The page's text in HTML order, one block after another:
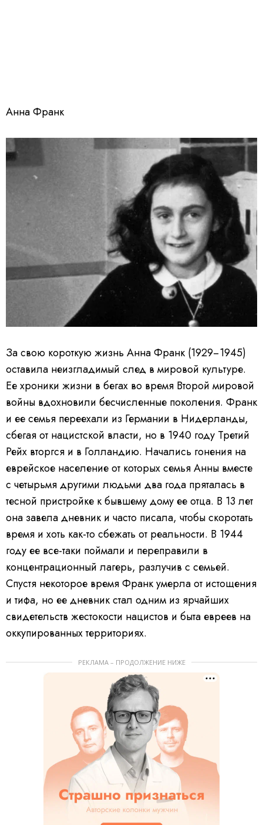
Анна Франк
За свою короткую жизнь Анна Франк (1929−1945)
оставила неизгладимый след в мировой культуре.
Ее хроники жизни в бегах во время Второй мировой
войны вдохновили бесчисленные поколения. Франк
и ее семья переехали из Германии в Нидерланды,
сбегая от нацистской власти, но в 1940 году Третий
Рейх вторгся и в Голландию. Начались гонения на
еврейское население от которых семья Анны вместе
с четырьмя другими людьми два года пряталась в
тесной пристройке к бывшему дому ее отца. В 13 лет
она завела дневник и часто писала, чтобы скоротать
время и хоть как-то сбежать от реальности. В 1944
году ее все-таки поймали и переправили в
концентрационный лагерь, разлучив с семьей.
Спустя некоторое время Франк умерла от истощения
и тифа, но ее дневник стал одним из ярчайших
свидетельств жестокости нацистов и быта евреев на
оккупированных территориях.
РЕКЛАМА – ПРОДОЛЖЕНИЕ НИЖЕ